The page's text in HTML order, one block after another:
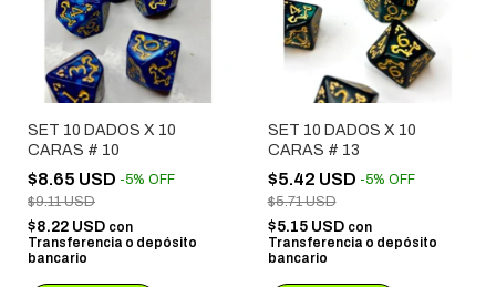
SET 10 DADOS X 10
CARAS # 10
$8.65 USD -5% OFF
$9.11 USD
$8.22 USD con
Transferencia o depósito
bancario
SET 10 DADOS X 10
CARAS # 13
$5.42 USD -5% OFF
$5.71 USD
$5.15 USD con
Transferencia o depósito
bancario